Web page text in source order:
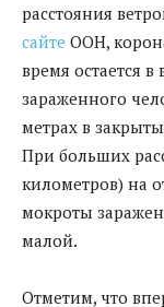
расстояния
сайте ООН,
время остается
зараженного
метрах в
При больших
километров) на
мокроты
малой.
Отметим, что